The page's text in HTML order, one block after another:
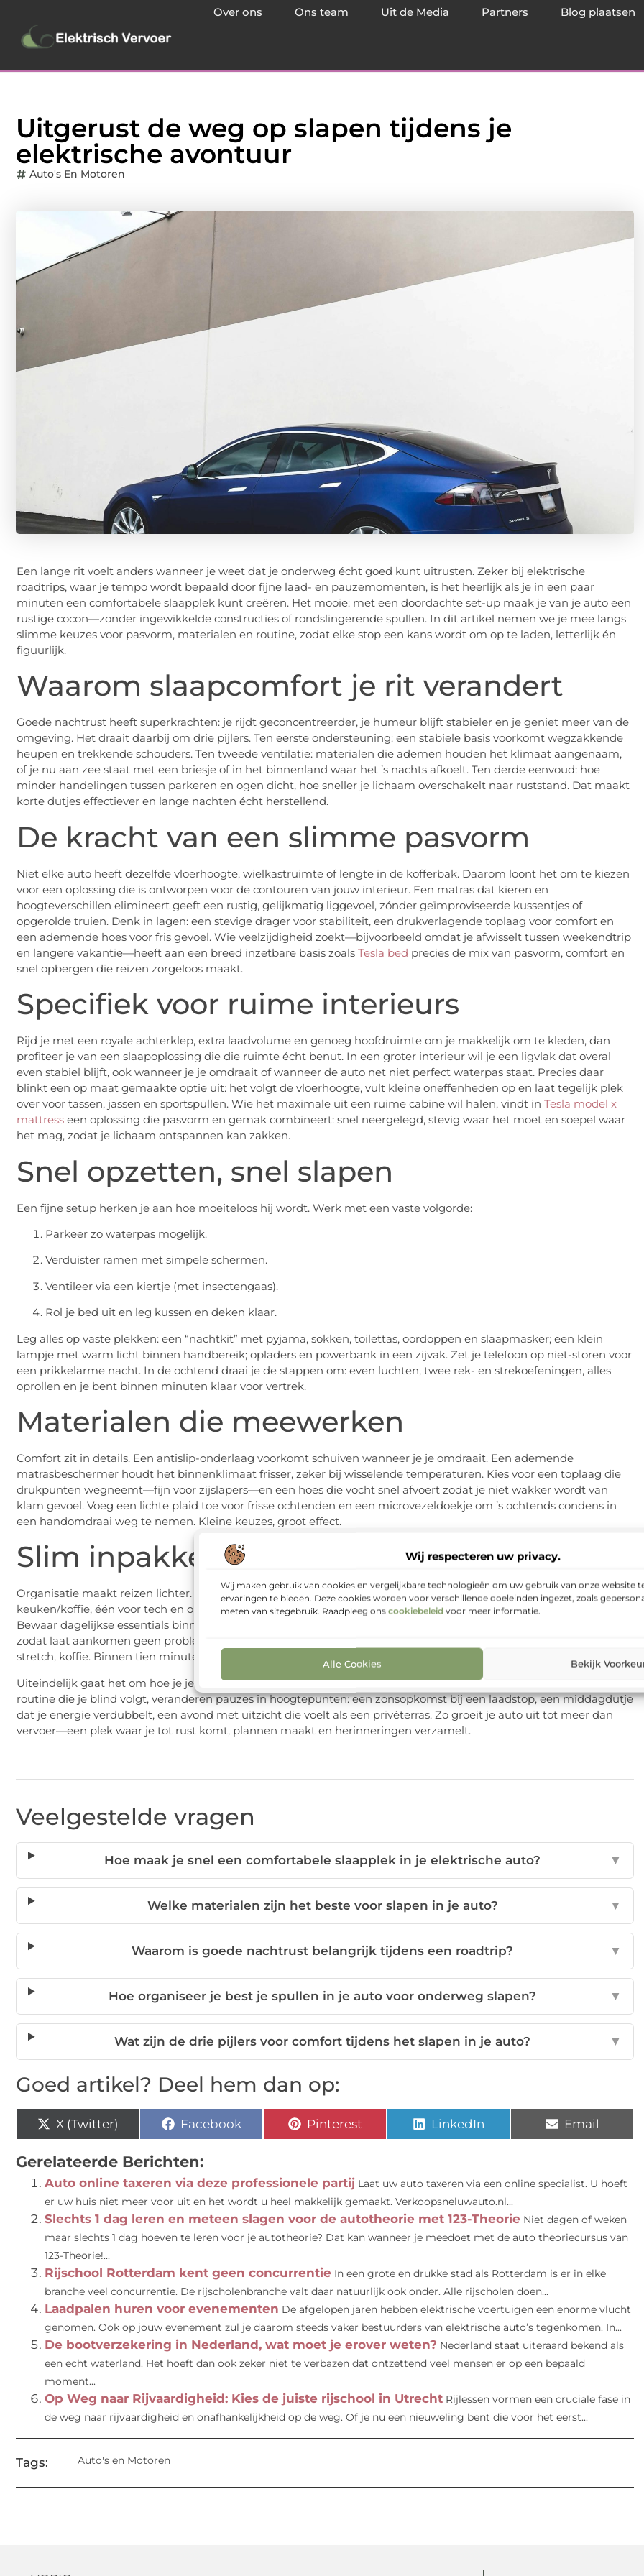
Wij respecteren uw privacy.
Wij maken gebruik van cookies en vergelijkbare technologieën om uw gebruik van onze website
ervaringen te bieden. Deze cookies worden voor verschillende doeleinden ingezet, zoals
meten van sitegebruik. Raadpleeg ons cookiebeleid voor meer informatie.
Alle Cookies Bekijk
Over ons Ons team Uit de Media Partners Blog plaatsen
Uitgerust de weg op slapen tijdens je
elektrische avontuur
Auto's En Motoren
Een lange rit voelt anders wanneer je weet dat je onderweg écht goed kunt uitrusten. Zeker bij elektrische
roadtrips, waar je tempo wordt bepaald door fijne laad- en pauzemomenten, is het heerlijk als je in een paar
minuten een comfortabele slaapplek kunt creëren. Het mooie: met een doordachte set-up maak je van je auto een
rustige cocon—zonder ingewikkelde constructies of rondslingerende spullen. In dit artikel nemen we je mee langs
slimme keuzes voor pasvorm, materialen en routine, zodat elke stop een kans wordt om op te laden, letterlijk én
figuurlijk.
Waarom slaapcomfort je rit verandert
Goede nachtrust heeft superkrachten: je rijdt geconcentreerder, je humeur blijft stabieler en je geniet meer van de
omgeving. Het draait daarbij om drie pijlers. Ten eerste ondersteuning: een stabiele basis voorkomt wegzakkende
heupen en trekkende schouders. Ten tweede ventilatie: materialen die ademen houden het klimaat aangenaam,
of je nu aan zee staat met een briesje of in het binnenland waar het ’s nachts afkoelt. Ten derde eenvoud: hoe
minder handelingen tussen parkeren en ogen dicht, hoe sneller je lichaam overschakelt naar ruststand. Dat maakt
korte dutjes effectiever en lange nachten écht herstellend.
De kracht van een slimme pasvorm
Niet elke auto heeft dezelfde vloerhoogte, wielkastruimte of lengte in de kofferbak. Daarom loont het om te kiezen
voor een oplossing die is ontworpen voor de contouren van jouw interieur. Een matras dat kieren en
hoogteverschillen elimineert geeft een rustig, gelijkmatig liggevoel, zónder geïmproviseerde kussentjes of
opgerolde truien. Denk in lagen: een stevige drager voor stabiliteit, een drukverlagende toplaag voor comfort en
een ademende hoes voor fris gevoel. Wie veelzijdigheid zoekt—bijvoorbeeld omdat je afwisselt tussen weekendtrip
en langere vakantie—heeft aan een breed inzetbare basis zoals Tesla bed precies de mix van pasvorm, comfort en
snel opbergen die reizen zorgeloos maakt.
Specifiek voor ruime interieurs
Rijd je met een royale achterklep, extra laadvolume en genoeg hoofdruimte om je makkelijk om te kleden, dan
profiteer je van een slaapoplossing die die ruimte écht benut. In een groter interieur wil je een ligvlak dat overal
even stabiel blijft, ook wanneer je je omdraait of wanneer de auto net niet perfect waterpas staat. Precies daar
blinkt een op maat gemaakte optie uit: het volgt de vloerhoogte, vult kleine oneffenheden op en laat tegelijk plek
over voor tassen, jassen en sportspullen. Wie het maximale uit een ruime cabine wil halen, vindt in Tesla model x
mattress een oplossing die pasvorm en gemak combineert: snel neergelegd, stevig waar het moet en soepel waar
het mag, zodat je lichaam ontspannen kan zakken.
Snel opzetten, snel slapen
Een fijne setup herken je aan hoe moeiteloos hij wordt. Werk met een vaste volgorde:
Parkeer zo waterpas mogelijk.
Verduister ramen met simpele schermen.
Ventileer via een kiertje (met insectengaas).
Rol je bed uit en leg kussen en deken klaar.
Leg alles op vaste plekken: een “nachtkit” met pyjama, sokken, toilettas, oordoppen en slaapmasker; een klein
lampje met warm licht binnen handbereik; opladers en powerbank in een zijvak. Zet je telefoon op niet-storen voor
een prikkelarme nacht. In de ochtend draai je de stappen om: even luchten, twee rek- en strekoefeningen, alles
oprollen en je bent binnen minuten klaar voor vertrek.
Materialen die meewerken
Comfort zit in details. Een antislip-onderlaag voorkomt schuiven wanneer je je omdraait. Een ademende
matrasbeschermer houdt het binnenklimaat frisser, zeker bij wisselende temperaturen. Kies voor een toplaag die
drukpunten wegneemt—fijn voor zijslapers—en een hoes die vocht snel afvoert zodat je niet wakker wordt van
klam gevoel. Voeg een lichte plaid toe voor frisse ochtenden en een microvezeldoekje om ’s ochtends condens in
een handomdraai weg te nemen. Kleine keuzes, groot effect.
Slim inpakken en leven uit de kofferbak
Organisatie maakt reizen lichter. Gebruik zachte organizers of stapelbare bakken: één voor kleding, één voor
keuken/koffie, één voor tech en opladers. Label ze subtiel of werk met kleurcodes; dat scheelt zoeken bij schemer.
Bewaar dagelijkse essentials binnen handbereik—zaklamp, powerbank, extra sokken en een lichtgewicht fleece—
zodat laat aankomen geen probleem is. Maak van je ochtend een mini-ritueel: raam open voor frisse lucht, korte
stretch, koffie. Binnen tien minuten voel je je opgefrist en start je helder aan de volgende etappe.
Uiteindelijk gaat het om hoe je je voelt tijdens en na de rit. Met een set-up die klopt, materialen die ademen en een
routine die je blind volgt, veranderen pauzes in hoogtepunten: een zonsopkomst bij een laadstop, een middagdutje
dat je energie verdubbelt, een avond met uitzicht die voelt als een privéterras. Zo groeit je auto uit tot meer dan
vervoer—een plek waar je tot rust komt, plannen maakt en herinneringen verzamelt.
Veelgestelde vragen
Hoe maak je snel een comfortabele slaapplek in je elektrische auto? ▼
Welke materialen zijn het beste voor slapen in je auto? ▼
Waarom is goede nachtrust belangrijk tijdens een roadtrip? ▼
Hoe organiseer je best je spullen in je auto voor onderweg slapen? ▼
Wat zijn de drie pijlers voor comfort tijdens het slapen in je auto? ▼
Goed artikel? Deel hem dan op:
X (Twitter) Facebook Pinterest LinkedIn Email
Gerelateerde Berichten:
Auto online taxeren via deze professionele partij Laat uw auto taxeren via een online specialist. U hoeft
er uw huis niet meer voor uit en het wordt u heel makkelijk gemaakt. Verkoopsneluwauto.nl...
Slechts 1 dag leren en meteen slagen voor de autotheorie met 123-Theorie Niet dagen of weken
maar slechts 1 dag hoeven te leren voor je autotheorie? Dat kan wanneer je meedoet met de auto theoriecursus van
123-Theorie!...
Rijschool Rotterdam kent geen concurrentie In een grote en drukke stad als Rotterdam is er in elke
branche veel concurrentie. De rijscholenbranche valt daar natuurlijk ook onder. Alle rijscholen doen...
Laadpalen huren voor evenementen De afgelopen jaren hebben elektrische voertuigen een enorme vlucht
genomen. Ook op jouw evenement zul je daarom steeds vaker bestuurders van elektrische auto’s tegenkomen. In...
De bootverzekering in Nederland, wat moet je erover weten? Nederland staat uiteraard bekend als
een echt waterland. Het hoeft dan ook zeker niet te verbazen dat ontzettend veel mensen er op een bepaald
moment...
Op Weg naar Rijvaardigheid: Kies de juiste rijschool in Utrecht Rijlessen vormen een cruciale fase in
de weg naar rijvaardigheid en onafhankelijkheid op de weg. Of je nu een nieuweling bent die voor het eerst...
Tags: Auto's en Motoren